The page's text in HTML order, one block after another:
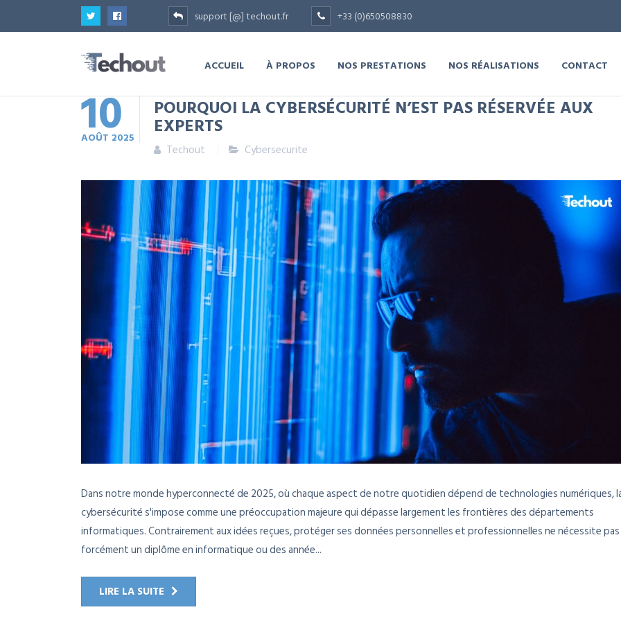
support [@] techout.fr +33 (0)650508830
ACCUEIL À PROPOS NOS PRESTATIONS NOS RÉALISATIONS CONTACT
10
AOÛT 2025
POURQUOI LA CYBERSÉCURITÉ N’EST PAS RÉSERVÉE AUX
EXPERTS
Techout Cybersecurite
Dans notre monde hyperconnecté de 2025, où chaque aspect de notre quotidien dépend de technologies numériques,
cybersécurité s'impose comme une préoccupation majeure qui dépasse largement les frontières des départements
informatiques. Contrairement aux idées reçues, protéger ses données personnelles et professionnelles ne nécessite pas
forcément un diplôme en informatique ou des année...
LIRE LA SUITE